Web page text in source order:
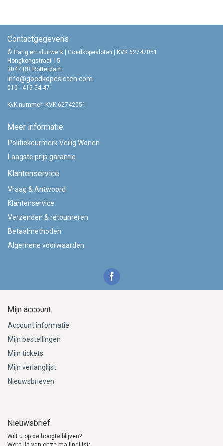
Contactgegevens
© Hang en sluitwerk | Goedkopesloten | KVK 62742051
Hongkongstraat 15
3047 BR Rotterdam
info@goedkopesloten.com
010 - 415 54 47
KvK nummer: KVK 62742051
Meer informatie
Politiekeurmerk Veilig Wonen
Laagste prijs garantie
Klantenservice
Vraag & Antwoord
Klantenservice
Verzenden & retourneren
Betaalmethoden
Algemene voorwaarden
Mijn account
Account informatie
Mijn bestellingen
Mijn tickets
Mijn verlanglijst
Nieuwsbrieven
Nieuwsbrief
Wilt u op de hoogte blijven?
Word lid van onze mailinglijst: